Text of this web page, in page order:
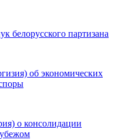
белорусского партизана
об экономических
о консолидации